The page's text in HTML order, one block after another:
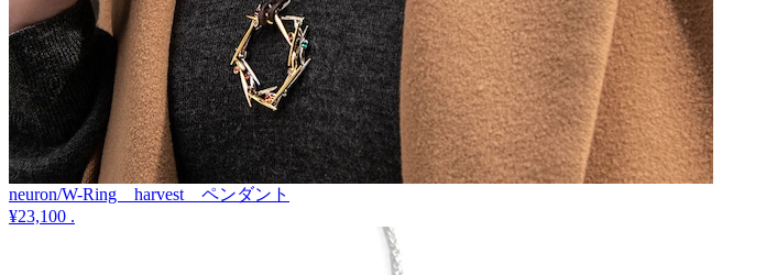
neuron/W-Ring harvest ペンダント
¥23,100 .